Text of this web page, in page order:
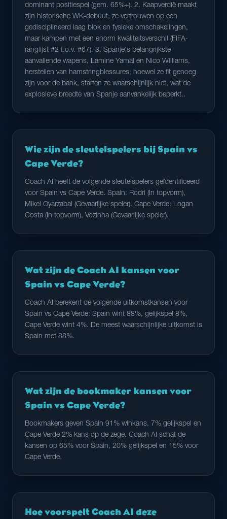
dominant positiespel (gem. 65%+). 2. Kaapverdië maakt
zijn historische WK-debuut; ze vertrouwen op een
gedisciplineerd laag blok en fysieke omschakelingen,
maar kampen met een enorm kwaliteitsverschil (FIFA-
ranglijst #2 t.o.v. #67). 3. Spanje's belangrijkste
aanvallende wapens, Lamine Yamal en Nico Williams,
herstellen van hamstringblessures; hoewel ze fit genoeg
zijn voor de bank, starten ze waarschijnlijk niet, wat de
explosieve breedte van Spanje aanvankelijk beperkt..
Wie zijn de sleutelspelers bij Spain vs
Cape Verde?
Coach AI heeft de volgende sleutelspelers geïdentificeerd
voor Spain vs Cape Verde. Spain: Rodri (In topvorm),
Mikel Oyarzabal (Gevaarlijke speler). Cape Verde: Logan
Costa (In topvorm), Vozinha (Gevaarlijke speler).
Wat zijn de Coach AI kansen voor
Spain vs Cape Verde?
Coach AI berekent de volgende uitkomstkansen voor
Spain vs Cape Verde: Spain wint 88%, gelijkspel 8%,
Cape Verde wint 4%. De meest waarschijnlijke uitkomst is
Spain met 88%.
Wat zijn de bookmaker kansen voor
Spain vs Cape Verde?
Bookmakers geven Spain 91% winkans, 7% gelijkspel en
Cape Verde 2% kans op de zege. Coach AI schat de
kansen op 65% voor Spain, 20% gelijkspel en 15% voor
Cape Verde.
Hoe voorspelt Coach AI deze